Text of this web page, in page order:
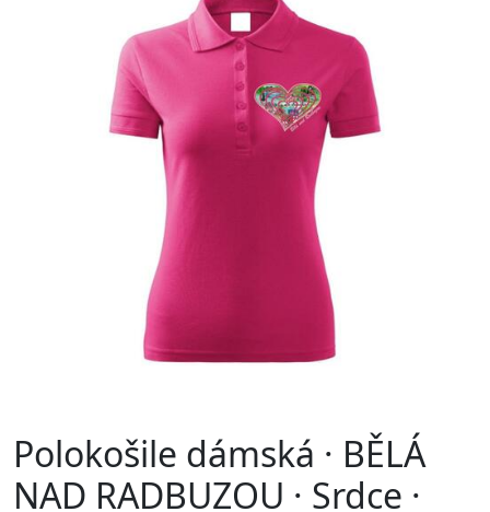
Polokošile dámská · BĚLÁ
NAD RADBUZOU · Srdce ·